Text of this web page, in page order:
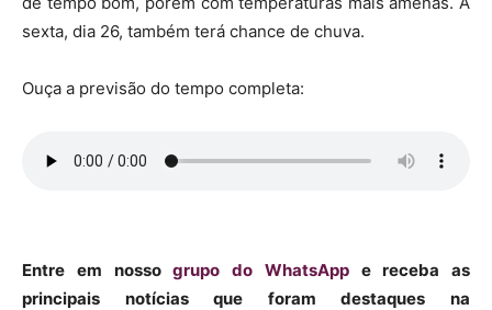
sexta, dia 26, também terá chance de chuva.
Ouça a previsão do tempo completa:
Entre em nossogrupo do WhatsApp e receba as
principais notícias que foram destaques na